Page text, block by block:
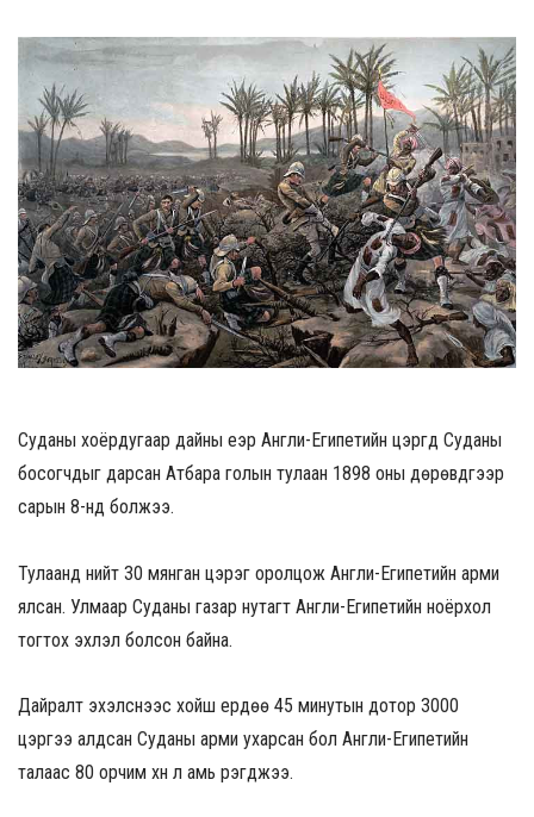
Суданы хоёрдугаар дайны үеэр Англи-Египетийн цэргүүд Суданы
босогчдыг дарсан Атбара голын тулаан 1898 оны дөрөвдүгээр
сарын 8-нд болжээ.
Тулаанд нийт 30 мянган цэрэг оролцож Англи-Египетийн арми
ялсан. Улмаар Суданы газар нутагт Англи-Египетийн ноёрхол
тогтох эхлэл болсон байна.
Дайралт эхэлснээс хойш ердөө 45 минутын дотор 3000
цэргээ алдсан Суданы арми ухарсан бол Англи-Египетийн
талаас 80 орчим хүн л амь үрэгджээ.